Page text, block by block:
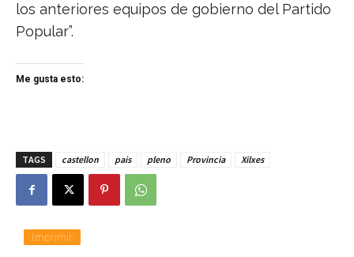
los anteriores equipos de gobierno del Partido
Popular”.
Me gusta esto:
TAGS castellon pais pleno Provincia Xilxes
Imprimir